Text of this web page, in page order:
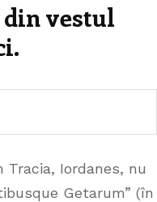
vestul
Iordanes, nu
Getarum” (în